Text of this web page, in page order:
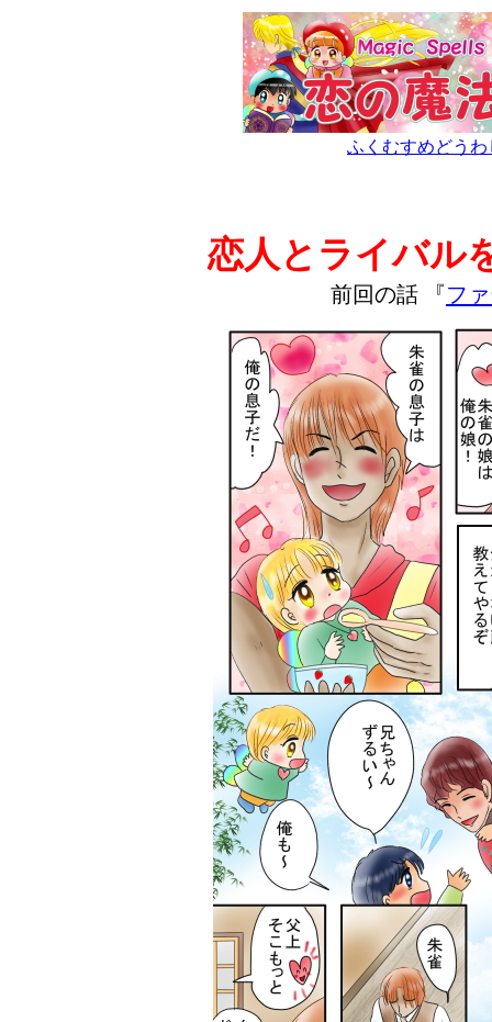
ふくむすめどうわ
恋人とライバル
前回の話 『フ